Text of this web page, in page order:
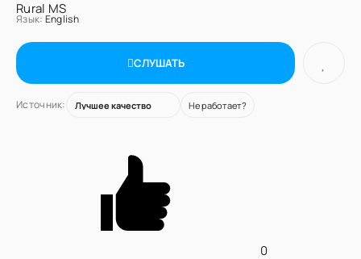
Язык: English
СЛУШАТЬ
Источник: Не работает?
0